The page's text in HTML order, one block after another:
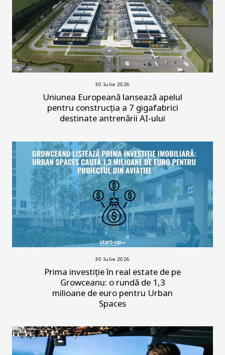
30 Iulie 2026
Uniunea Europeană lansează apelul
pentru construcția a 7 gigafabrici
destinate antrenării AI-ului
30 Iulie 2026
Prima investiție în real estate de pe
Growceanu: o rundă de 1,3
milioane de euro pentru Urban
Spaces